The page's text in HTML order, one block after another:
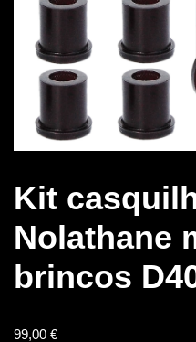
Kit
Nolathane
brincos
99,00 €